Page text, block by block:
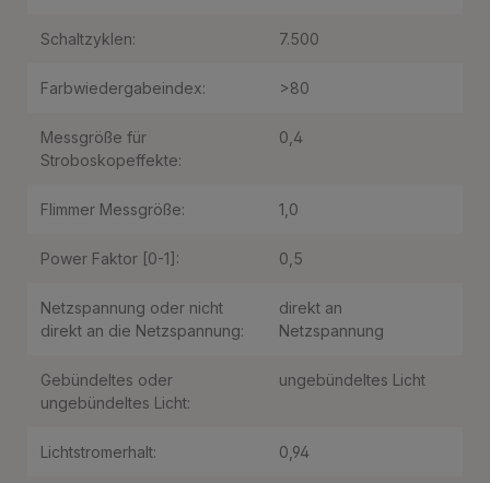
Schaltzyklen: 7.500
Farbwiedergabeindex: >80
Messgröße für
Stroboskopeffekte:
0,4
Flimmer Messgröße: 1,0
Power Faktor [0-1]: 0,5
Netzspannung oder nicht
direkt an die Netzspannung:
direkt an
Netzspannung
Gebündeltes oder
ungebündeltes Licht:
ungebündeltes Licht
Lichtstromerhalt: 0,94